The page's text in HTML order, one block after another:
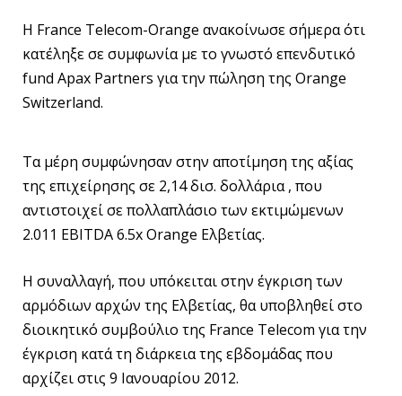
H France Telecom-Orange ανακοίνωσε σήμερα ότι
κατέληξε σε συμφωνία με το γνωστό επενδυτικό
fund Apax Partners για την πώληση της Orange
Switzerland.
Τα μέρη συμφώνησαν στην αποτίμηση της αξίας
της επιχείρησης σε 2,14 δισ. δολλάρια , που
αντιστοιχεί σε πολλαπλάσιο των εκτιμώμενων
2.011 EBITDA 6.5x Orange Ελβετίας.
Η συναλλαγή, που υπόκειται στην έγκριση των
αρμόδιων αρχών της Ελβετίας, θα υποβληθεί στο
διοικητικό συμβούλιο της France Telecom για την
έγκριση κατά τη διάρκεια της εβδομάδας που
αρχίζει στις 9 Ιανουαρίου 2012.